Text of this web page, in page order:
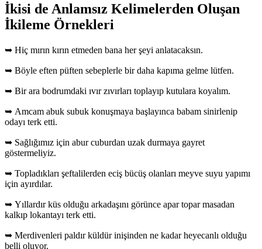
İkisi de Anlamsız Kelimelerden Oluşan
İkileme Örnekleri
➥ Hiç mırın kırın etmeden bana her şeyi anlatacaksın.
➥ Böyle eften püften sebeplerle bir daha kapıma gelme lütfen.
➥ Bir ara bodrumdaki ıvır zıvırları toplayıp kutulara koyalım.
➥ Amcam abuk subuk konuşmaya başlayınca babam sinirlenip
odayı terk etti.
➥ Sağlığımız için abur cuburdan uzak durmaya gayret
göstermeliyiz.
➥ Topladıkları şeftalilerden eciş bücüş olanları meyve suyu yapımı
için ayırdılar.
➥ Yıllardır küs olduğu arkadaşını görünce apar topar masadan
kalkıp lokantayı terk etti.
➥ Merdivenleri paldır küldür inişinden ne kadar heyecanlı olduğu
belli oluyor.